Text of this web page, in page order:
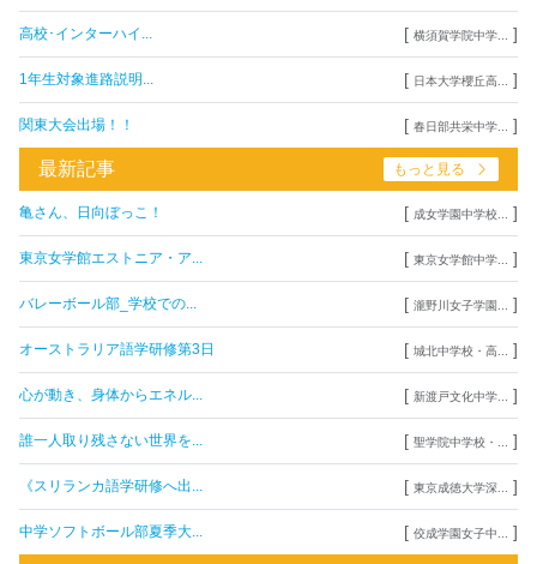
高校･インターハイ... [ 横須賀学院中学... ]
1年生対象進路説明... [ 日本大学櫻丘高... ]
関東大会出場！！ [ 春日部共栄中学... ]
最新記事 もっと見る
亀さん、日向ぼっこ！ [ 成女学園中学校... ]
東京女学館エストニア・ア... [ 東京女学館中学... ]
バレーボール部_学校での... [ 瀧野川女子学園... ]
オーストラリア語学研修第3日 [ 城北中学校・高... ]
心が動き、身体からエネル... [ 新渡戸文化中学... ]
誰一人取り残さない世界を... [ 聖学院中学校・... ]
《スリランカ語学研修へ出... [ 東京成徳大学深... ]
中学ソフトボール部夏季大... [ 佼成学園女子中... ]